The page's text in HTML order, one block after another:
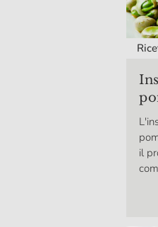
il